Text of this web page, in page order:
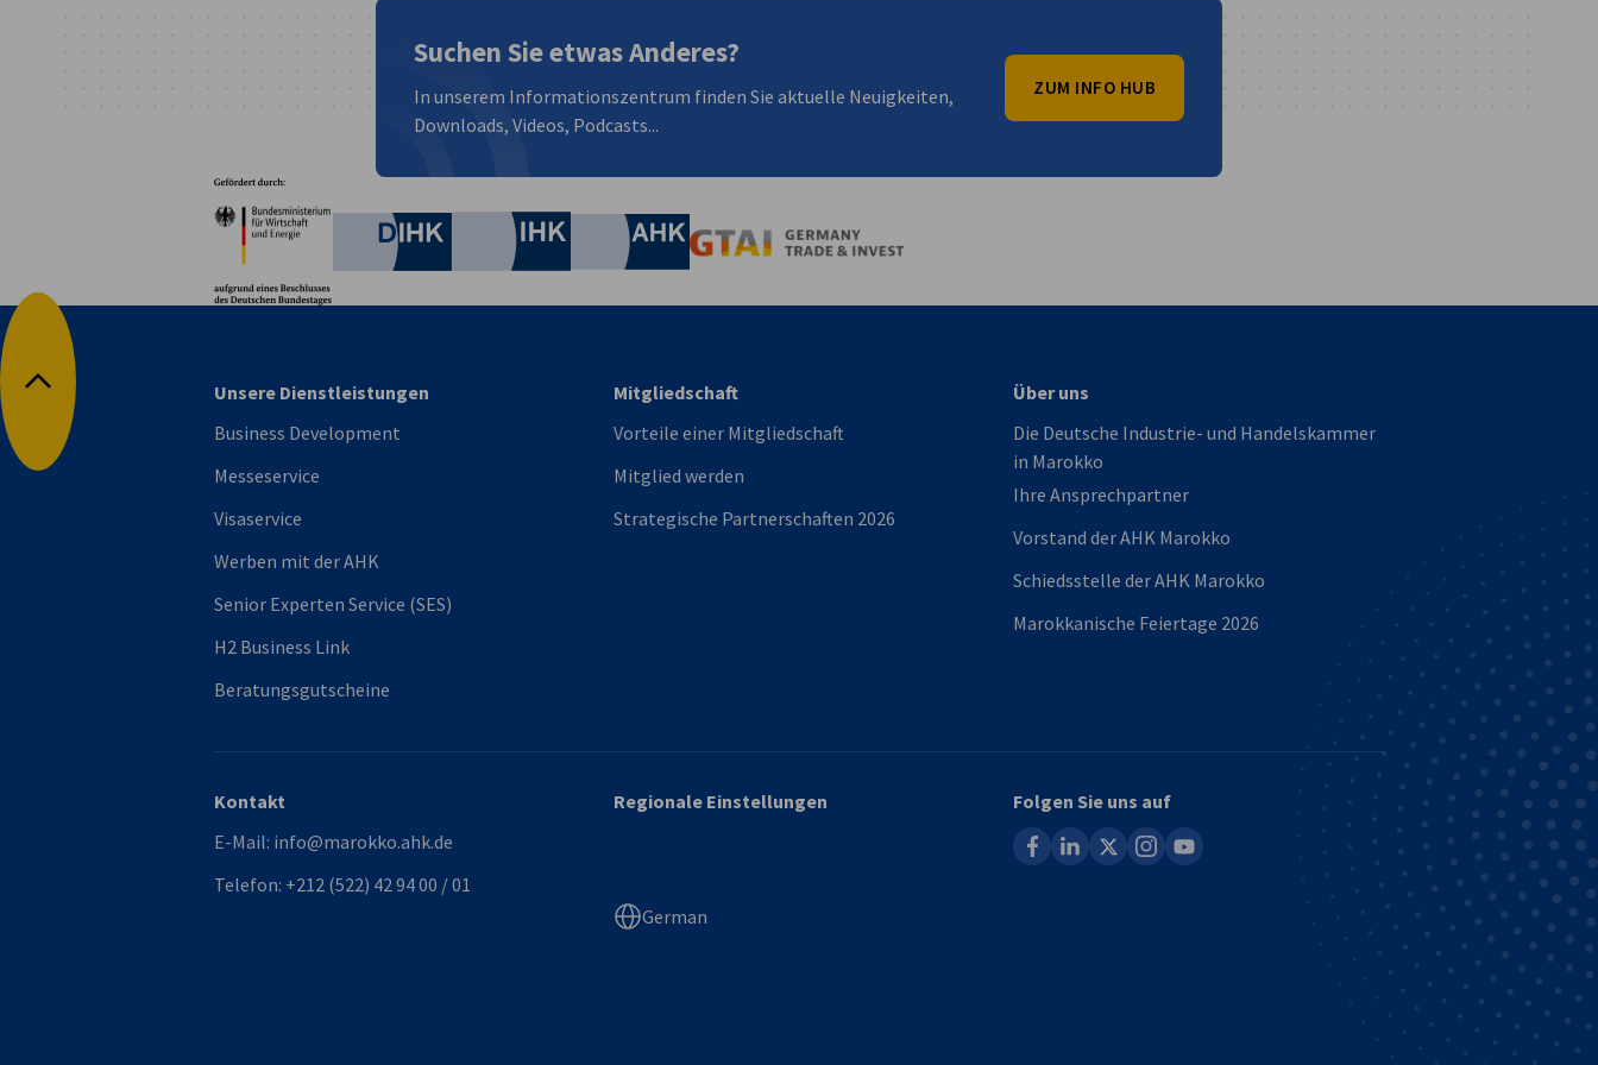
Suchen Sie etwas Anderes?
In unserem Informationszentrum finden Sie aktuelle Neuigkeiten,
Downloads, Videos, Podcasts...
ZUM INFO HUB
Deutsche Industrie- und Handelskammer
Industrie- und Handelskammer
AHK.de
Nach oben
Unsere Dienstleistungen
Business Development
Messeservice
Visaservice
Werben mit der AHK
Senior Experten Service (SES)
H2 Business Link
Beratungsgutscheine
Mitgliedschaft
Vorteile einer Mitgliedschaft
Mitglied werden
Strategische Partnerschaften 2026
Über uns
Die Deutsche Industrie- und Handelskammer
in Marokko
Ihre Ansprechpartner
Vorstand der AHK Marokko
Schiedsstelle der AHK Marokko
Marokkanische Feiertage 2026
Kontakt
E-Mail: info@marokko.ahk.de
Telefon: +212 (522) 42 94 00 / 01
Regionale Einstellungen
German
Folgen Sie uns auf
facebooklinkedin instagram
youtube